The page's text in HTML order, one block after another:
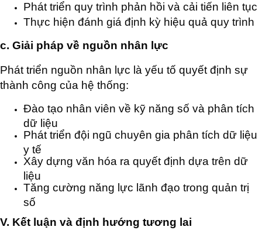
Phát triển quy trình phản hồi và cải tiến liên tục
Thực hiện đánh giá định kỳ hiệu quả quy trình
c. Giải pháp về nguồn nhân lực
Phát triển nguồn nhân lực là yếu tố quyết định sự
thành công của hệ thống:
Đào tạo nhân viên về kỹ năng số và phân tích
dữ liệu
Phát triển đội ngũ chuyên gia phân tích dữ liệu
y tế
Xây dựng văn hóa ra quyết định dựa trên dữ
liệu
Tăng cường năng lực lãnh đạo trong quản trị
số
V. Kết luận và định hướng tương lai